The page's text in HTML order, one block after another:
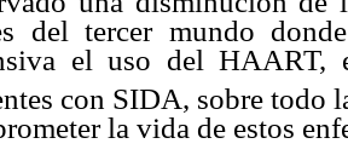
del tercer mundo
el uso del HAART,
con SIDA, sobre todo
la vida de estos